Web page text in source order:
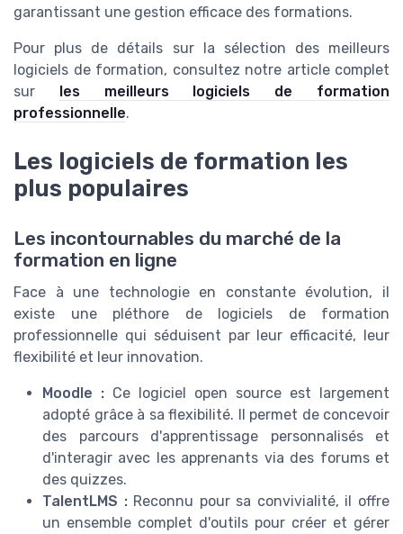
garantissant une gestion efficace des formations.
Pour plus de détails sur la sélection des meilleurs
logiciels de formation, consultez notre article complet
sur les meilleurs logiciels de formation
professionnelle.
Les logiciels de formation les
plus populaires
Les incontournables du marché de la
formation en ligne
Face à une technologie en constante évolution, il
existe une pléthore de logiciels de formation
professionnelle qui séduisent par leur efficacité, leur
flexibilité et leur innovation.
Moodle : Ce logiciel open source est largement
adopté grâce à sa flexibilité. Il permet de concevoir
des parcours d'apprentissage personnalisés et
d'interagir avec les apprenants via des forums et
des quizzes.
TalentLMS :Reconnu pour sa convivialité, il offre
un ensemble complet d'outils pour créer et gérer